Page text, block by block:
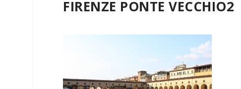
FIRENZE PONTE VECCHIO2